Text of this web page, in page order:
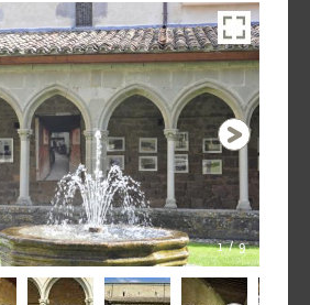
1 / 9